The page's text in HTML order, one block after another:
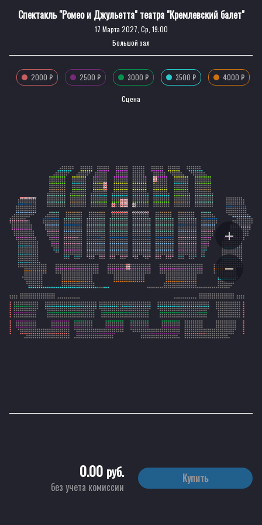
Спектакль "Ромео и Джульетта" театра "Кремлевский балет"
17 Марта 2027, Ср, 19:00
Большой зал
2000 ₽ 2500 ₽ 3000 ₽ 3500 ₽ 4000 ₽
Сцена
0.00 руб.
без учета комиссии
Купить